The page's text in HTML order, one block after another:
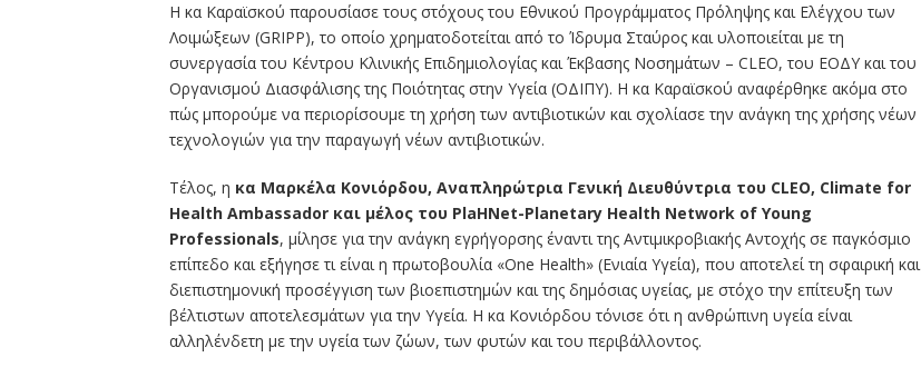
Η κα Καραϊσκού παρουσίασε τους στόχους του Εθνικού Προγράμματος Πρόληψης και Ελέγχου των
Λοιμώξεων (GRIPP), το οποίο χρηματοδοτείται από το Ίδρυμα Σταύρος και υλοποιείται με τη
συνεργασία του Κέντρου Κλινικής Επιδημιολογίας και Έκβασης Νοσημάτων – CLEO, του ΕΟΔΥ και του
Οργανισμού Διασφάλισης της Ποιότητας στην Υγεία (ΟΔΙΠΥ). Η κα Καραϊσκού αναφέρθηκε ακόμα στο
πώς μπορούμε να περιορίσουμε τη χρήση των αντιβιοτικών και σχολίασε την ανάγκη της χρήσης νέων
τεχνολογιών για την παραγωγή νέων αντιβιοτικών.
Τέλος, η κα Μαρκέλα Κονιόρδου, Αναπληρώτρια Γενική Διευθύντρια του CLEO, Climate for
Health Ambassador και μέλος του PlaHNet-Planetary Health Network of Young
Professionals, μίλησε για την ανάγκη εγρήγορσης έναντι της Αντιμικροβιακής Αντοχής σε παγκόσμιο
επίπεδο και εξήγησε τι είναι η πρωτοβουλία «One Health» (Ενιαία Υγεία), που αποτελεί τη σφαιρική και
διεπιστημονική προσέγγιση των βιοεπιστημών και της δημόσιας υγείας, με στόχο την επίτευξη των
βέλτιστων αποτελεσμάτων για την Υγεία. Η κα Κονιόρδου τόνισε ότι η ανθρώπινη υγεία είναι
αλληλένδετη με την υγεία των ζώων, των φυτών και του περιβάλλοντος.